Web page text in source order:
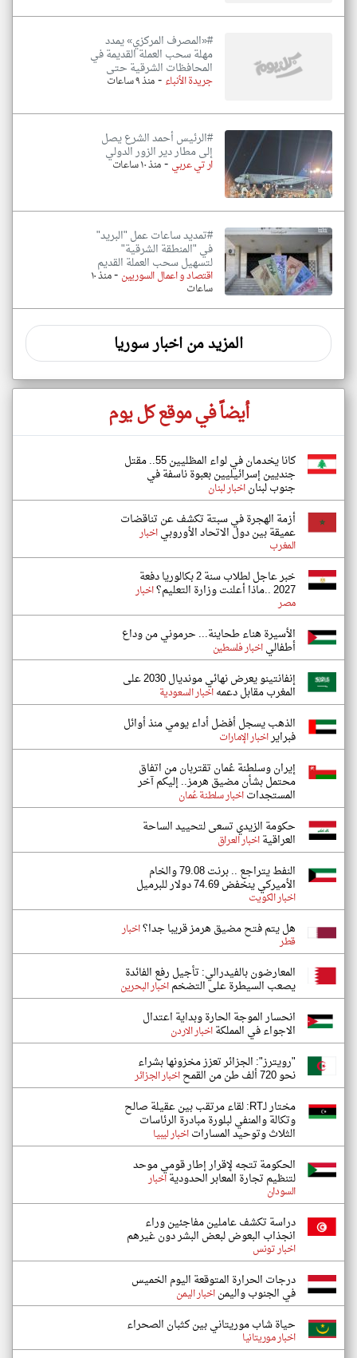
#«المصرف المركزي» يمدد
مهلة سحب العملة القديمة في
المحافظات الشرقية حتى
جريدة الأنباء -منذ ٩ ساعات
#الرئيس أحمد الشرع يصل
إلى مطار دير الزور الدولي
ار تي عربي -منذ ١٠ ساعات
#تمديد ساعات عمل "البريد"
في "المنطقة الشرقية"
لتسهيل سحب العملة القديم
اقتصاد و اعمال السوريين - منذ ١٠
ساعات
المزيد من اخبار سوريا
أيضاً في موقع كل يوم
كانا يخدمان في لواء المظليين 55.. مقتل
جنديين إسرائيليين بعبوة ناسفة في
جنوب لبناناخبار لبنان
أزمة الهجرة في سبتة تكشف عن تناقضات
عميقة بين دول الاتحاد الأوروبياخبار
المغرب
خبر عاجل لطلاب سنة 2 بكالوريا دفعة
2027 ..ماذا أعلنت وزارة التعليم؟ اخبار
مصر
الأسيرة هناء طحاينة... حرموني من وداع
أطفالياخبار فلسطين
إنفانتينو يعرض نهائي مونديال 2030 على
المغرب مقابل دعمهاخبار السعودية
الذهب يسجل أفضل أداء يومي منذ أوائل
فبرايراخبار الإمارات
إيران وسلطنة عُمان تقتربان من اتفاق
محتمل بشأن مضيق هرمز.. إليكم آخر
المستجداتاخبار سلطنة عُمان
حكومة الزيدي تسعى لتحييد الساحة
العراقيةاخبار العراق
النفط يتراجع .. برنت 79.08 والخام
الأميركي ينخفض 74.69 دولار للبرميل
اخبار الكويت
هل يتم فتح مضيق هرمز قريبا جدا؟اخبار
قطر
المعارضون بالفيدرالي: تأجيل رفع الفائدة
يصعب السيطرة على التضخماخبار البحرين
انحسار الموجة الحارة وبداية اعتدال
الاجواء في المملكةاخبار الاردن
"رويترز": الجزائر تعزز مخزونها بشراء
نحو 720 ألف طن من القمح اخبار الجزائر
مختار لـRT: لقاء مرتقب بين عقيلة صالح
وتكالة والمنفي لبلورة مبادرة الرئاسات
الثلاث وتوحيد المساراتاخبار ليبيا
الحكومة تتجه لإقرار إطار قومي موحد
لتنظيم تجارة المعابر الحدوديةاخبار
السودان
دراسة تكشف عاملين مفاجئين وراء
انجذاب البعوض لبعض البشر دون غيرهم
اخبار تونس
درجات الحرارة المتوقعة اليوم الخميس
في الجنوب واليمناخبار اليمن
حياة شاب موريتاني بين كثبان الصحراء
اخبار موريتانيا